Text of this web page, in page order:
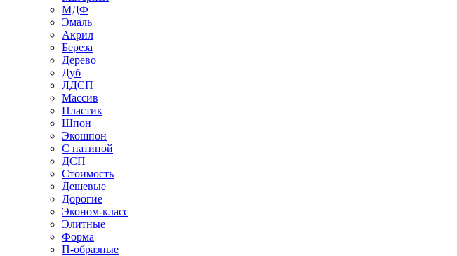
МДФ
Эмаль
Акрил
Береза
Дерево
Дуб
ЛДСП
Массив
Пластик
Шпон
Экошпон
С патиной
ДСП
Стоимость
Дешевые
Дорогие
Эконом-класс
Элитные
Форма
П-образные